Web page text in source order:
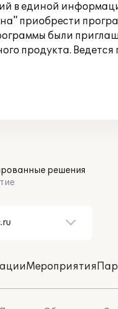
в единой
приобрести
были
продукта.
решения
Мероприятия